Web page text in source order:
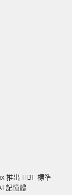
推出 HBF 標準
記憶體